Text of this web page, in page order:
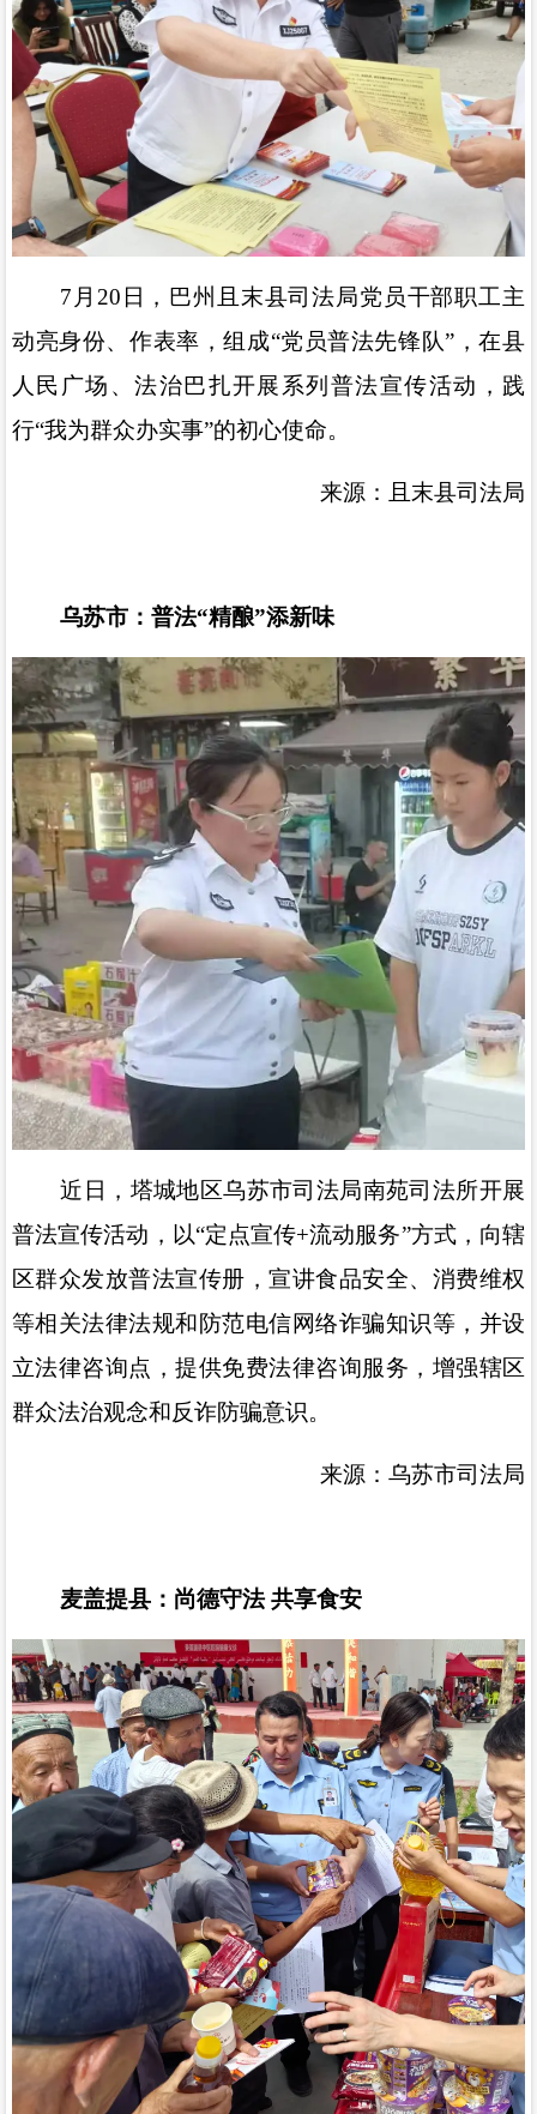
7 月 20 日，巴州且末县司法局党员干部职工主
动亮身份、作表率，组成“党员普法先锋队” ，在县
人民广场、法治巴扎开展系列普法宣传活动，践
行“我为群众办实事”的初心使命。
来源：且末县司法局
乌苏市：普法“精酿”添新味
近日，塔城地区乌苏市司法局南苑司法所开展
普法宣传活动，以“定点宣传+流动服务”方式，向辖
区群众发放普法宣传册，宣讲食品安全、消费维权
等相关法律法规和防范电信网络诈骗知识等，并设
立法律咨询点，提供免费法律咨询服务，增强辖区
群众法治观念和反诈防骗意识。
来源：乌苏市司法局
麦盖提县：尚德守法 共享食安